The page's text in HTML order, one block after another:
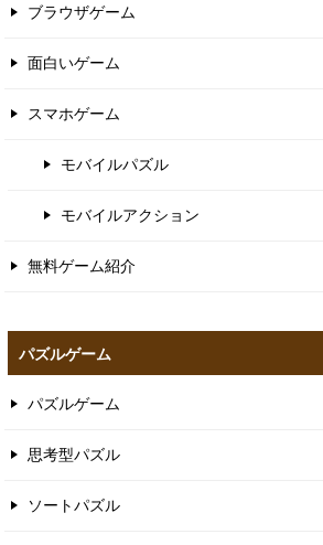
ブラウザゲーム
面白いゲーム
スマホゲーム
モバイルパズル
モバイルアクション
無料ゲーム紹介
パズルゲーム
パズルゲーム
思考型パズル
ソートパズル